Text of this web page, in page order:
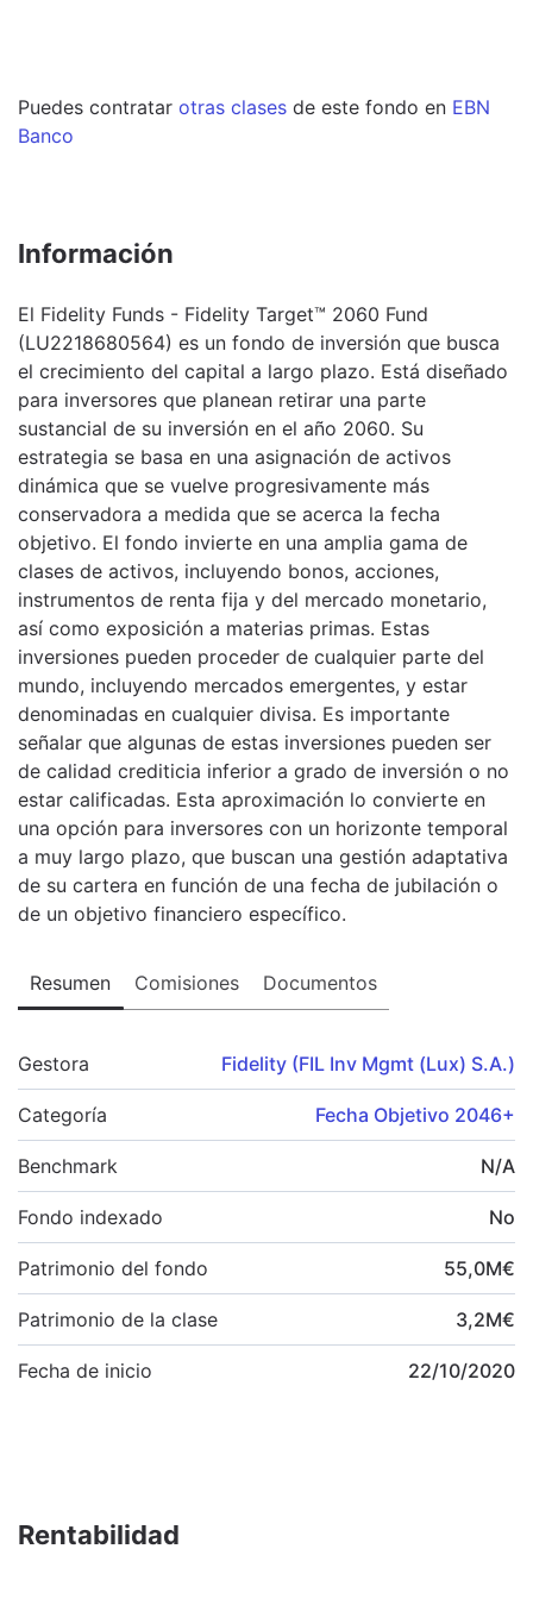
Puedes contratar otras clases de este fondo en EBN
Banco
Información
El Fidelity Funds - Fidelity Target™ 2060 Fund
(LU2218680564) es un fondo de inversión que busca
el crecimiento del capital a largo plazo. Está diseñado
para inversores que planean retirar una parte
sustancial de su inversión en el año 2060. Su
estrategia se basa en una asignación de activos
dinámica que se vuelve progresivamente más
conservadora a medida que se acerca la fecha
objetivo. El fondo invierte en una amplia gama de
clases de activos, incluyendo bonos, acciones,
instrumentos de renta fija y del mercado monetario,
así como exposición a materias primas. Estas
inversiones pueden proceder de cualquier parte del
mundo, incluyendo mercados emergentes, y estar
denominadas en cualquier divisa. Es importante
señalar que algunas de estas inversiones pueden ser
de calidad crediticia inferior a grado de inversión o no
estar calificadas. Esta aproximación lo convierte en
una opción para inversores con un horizonte temporal
a muy largo plazo, que buscan una gestión adaptativa
de su cartera en función de una fecha de jubilación o
de un objetivo financiero específico.
Resumen Comisiones Documentos
Gestora Fidelity (FIL Inv Mgmt (Lux) S.A.)
Categoría Fecha Objetivo 2046+
Benchmark N/A
Fondo indexado No
Patrimonio del fondo 55,0M€
Patrimonio de la clase 3,2M€
Fecha de inicio 22/10/2020
Rentabilidad